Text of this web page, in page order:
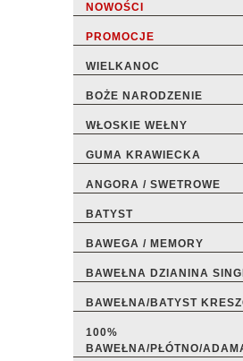
NOWOŚCI
PROMOCJE
WIELKANOC
BOŻE NARODZENIE
WŁOSKIE WEŁNY
GUMA KRAWIECKA
ANGORA / SWETROWE
BATYST
BAWEGA / MEMORY
BAWEŁNA DZIANINA
BAWEŁNA/BATYST
100%
BAWEŁNA/PŁÓTNO/